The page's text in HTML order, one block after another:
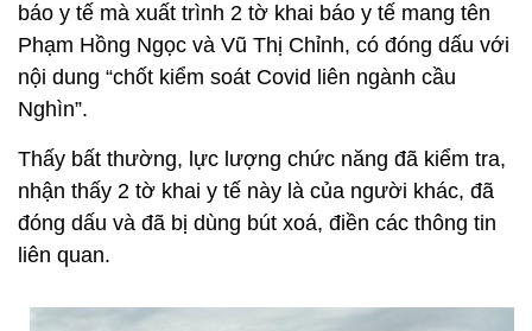
báo y tế mà xuất trình 2 tờ khai báo y tế mang tên
Phạm Hồng Ngọc và Vũ Thị Chỉnh, có đóng dấu với
nội dung “chốt kiểm soát Covid liên ngành cầu
Nghìn”.
Thấy bất thường, lực lượng chức năng đã kiểm tra,
nhận thấy 2 tờ khai y tế này là của người khác, đã
đóng dấu và đã bị dùng bút xoá, điền các thông tin
liên quan.